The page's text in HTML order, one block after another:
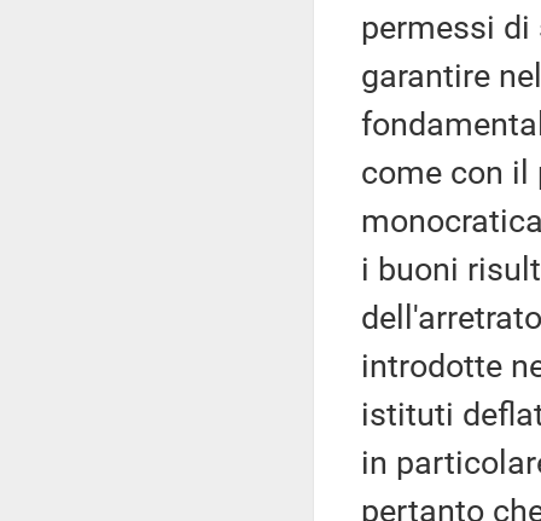
permessi di
garantire
come con il
i buoni
introdotte
istituti
in
pertanto